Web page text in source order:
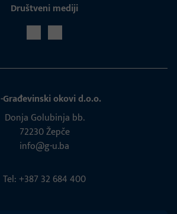
Društveni mediji
Građevinski okovi d.o.o.
Donja Golubinja bb.
72230 Žepče
info@g-u.ba
Tel: +387 32 684 400